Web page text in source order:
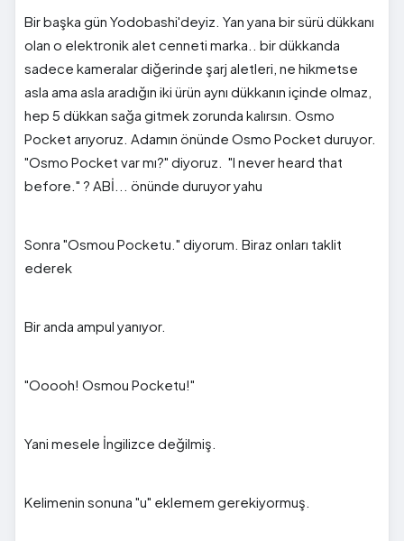
Bir başka gün Yodobashi'deyiz. Yan yana bir sürü dükkanı
olan o elektronik alet cenneti marka.. bir dükkanda
sadece kameralar diğerinde şarj aletleri, ne hikmetse
asla ama asla aradığın iki ürün aynı dükkanın içinde olmaz,
hep 5 dükkan sağa gitmek zorunda kalırsın. Osmo
Pocket arıyoruz. Adamın önünde Osmo Pocket duruyor.
"Osmo Pocket var mı?" diyoruz. "I never heard that
before." ? ABİ... önünde duruyor yahu
Sonra "Osmou Pocketu." diyorum. Biraz onları taklit
ederek
Bir anda ampul yanıyor.
"Ooooh! Osmou Pocketu!"
Yani mesele İngilizce değilmiş.
Kelimenin sonuna "u" eklemem gerekiyormuş.